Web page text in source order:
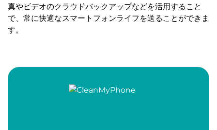
真やビデオのクラウドバックアップなどを活用すること
で、常に快適なスマートフォンライフを送ることができま
す。